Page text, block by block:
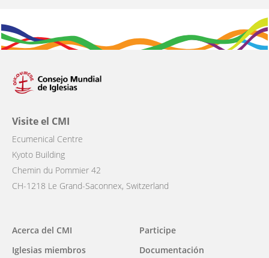
Visite el CMI
Ecumenical Centre
Kyoto Building
Chemin du Pommier 42
CH-1218 Le Grand-Saconnex, Switzerland
Main
navigation
Acerca del CMI
Iglesias miembros
Participe
Documentación